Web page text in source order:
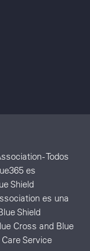
- Todos
es
Shield
es una
Shield
Cross and Blue
Service